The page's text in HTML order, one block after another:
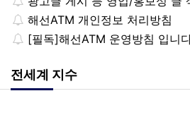
해선ATM 개인정보 처리방침
[필독]해선ATM 운영방침 입니
전세계 지수